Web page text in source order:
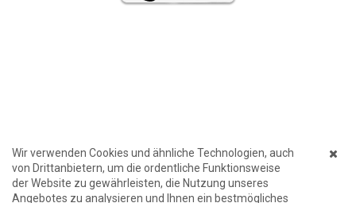
Wir verwenden Cookies und ähnliche Technologien, auch
von Drittanbietern, um die ordentliche Funktionsweise
der Website zu gewährleisten, die Nutzung unseres
Angebotes zu analysieren und Ihnen ein bestmögliches